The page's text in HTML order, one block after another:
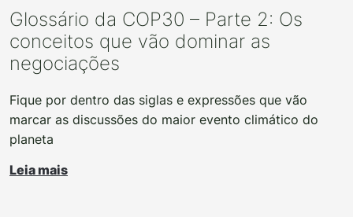
Glossário da COP30 – Parte 2: Os
conceitos que vão dominar as
negociações
Fique por dentro das siglas e expressões que vão
marcar as discussões do maior evento climático do
planeta
Leia mais